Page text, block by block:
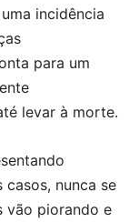
incidência
para um
levar à morte.
casos, nunca se
vão piorando e